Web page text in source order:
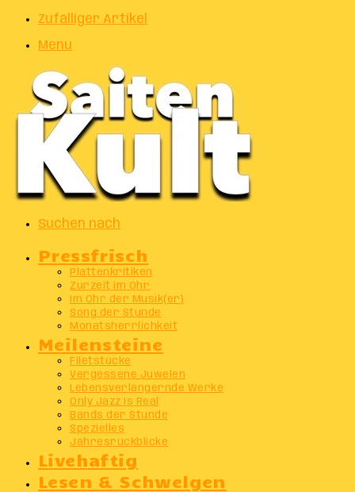
Zufälliger Artikel
Menu
Suchen nach
Pressfrisch
Plattenkritiken
Zurzeit im Ohr
Im Ohr der Musik(er)
Song der Stunde
Monatsherrlichkeit
Meilensteine
Filetstücke
Vergessene Juwelen
Lebensverlängernde Werke
Only Jazz Is Real
Bands der Stunde
Spezielles
Jahresrückblicke
Livehaftig
Lesen & Schwelgen